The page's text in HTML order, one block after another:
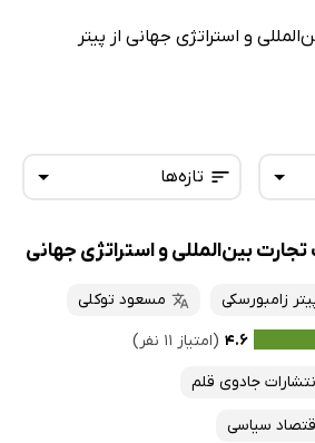
و استراتژی جهانی از پیتر
تازه‌ها
تازه‌ها
داغ‌ترین‌ها
پرفروش‌ها
پربحث‌ها
بین‌المللی و استراتژی جهانی
زامبورسکی
مسعود توکلی
۴.۶ (امتیاز ۱۱ نفر)
جادوی قلم
سیاسی